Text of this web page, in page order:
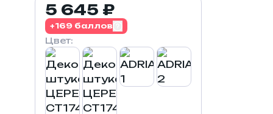
5 645 ₽
+169 баллов
Цвет: